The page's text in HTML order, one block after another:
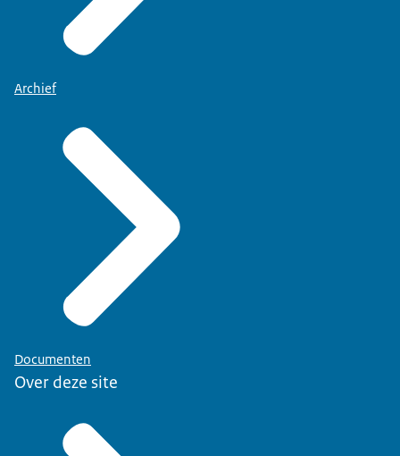
Archief
Documenten
Over deze site